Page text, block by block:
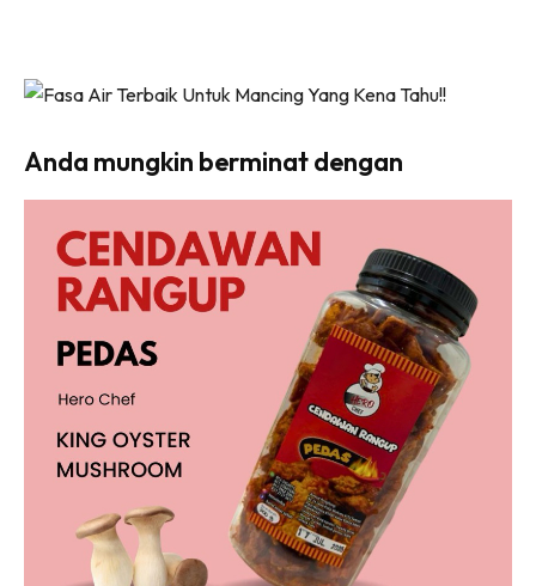
Anda mungkin berminat dengan